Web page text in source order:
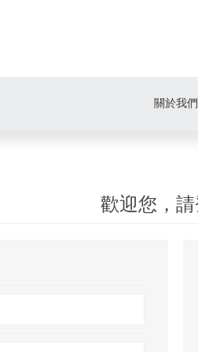
關於我們
歡迎您，請